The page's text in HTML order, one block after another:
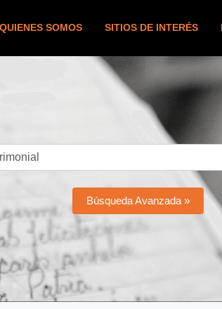
QUIENES SOMOS SITIOS DE INTERÉS
Búsqueda Avanzada »